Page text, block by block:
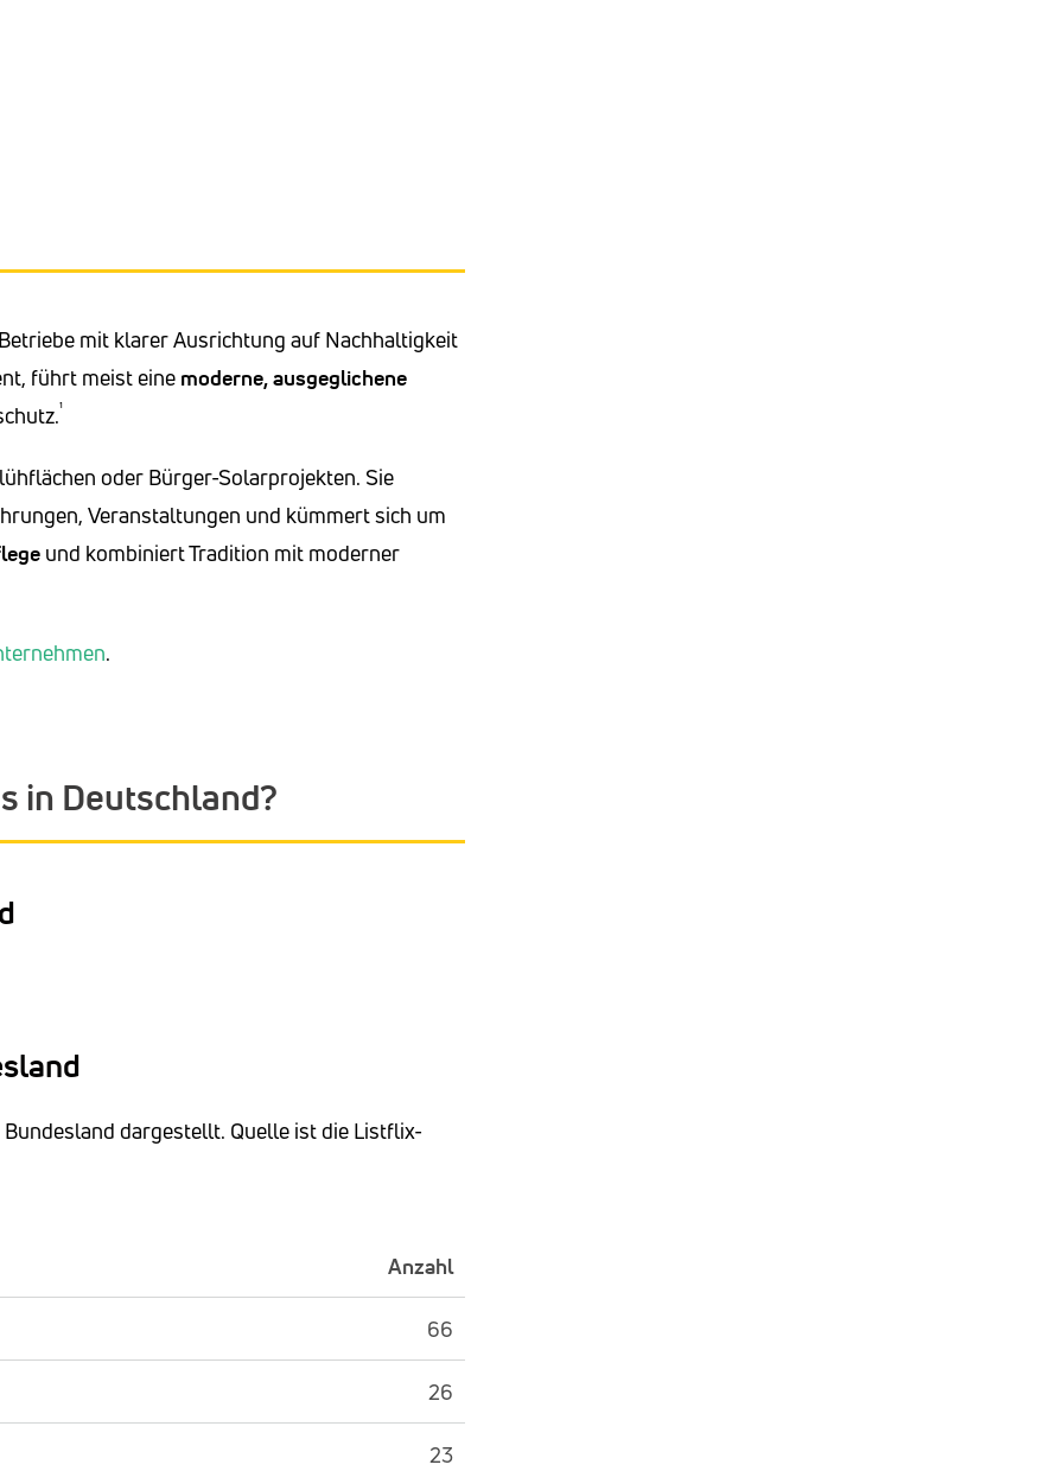
mit klarer Ausrichtung auf Nachhaltigkeit
führt meist eine moderne, ausgeglichene
¹
oder Bürger-Solarprojekten. Sie
Veranstaltungen und kümmert sich um
und kombiniert Tradition mit moderner
.
in Deutschland?
dargestellt. Quelle ist die Listflix-
Anzahl
66
26
23